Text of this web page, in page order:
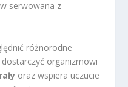
serwowana z
różnorodne
organizmowi
oraz wspiera uczucie